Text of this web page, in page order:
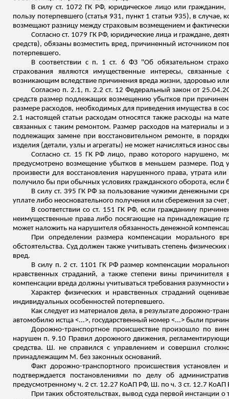
В силу ст. 1072 ГК РФ, юридическое лицо или гражданин,
пользу потерпевшего (статья 931, пункт 1 статьи 935), в
возмещают разницу между страховым возмещением и
Согласно ст. 1079 ГК РФ, юридические лица и граждане,
средств), обязаны возместить вред, причиненный источником
потерпевшего.
В соответствии с п. 1 ст. 6 ФЗ "Об обязательном
страхования являются имущественные интересы, связанные
возникающим вследствие причинения вреда жизни, здоровью
Согласно п. 2.1, п. 2.2 ст. 12 Федеральный закон от
средств размер подлежащих возмещению убытков при
размере расходов, необходимых для приведения имущества в
2.1 настоящей статьи расходам относятся также расходы на
связанных с таким ремонтом. Размер расходов на материалы и
подлежащих замене при восстановительном ремонте, в
изделия (детали, узлы и агрегаты) не может начисляться износ
Согласно ст. 15 ГК РФ лицо, право которого нарушено,
предусмотрено возмещение убытков в меньшем размере. Под
произвести для восстановления нарушенного права, утрата
получило бы при обычных условиях гражданского оборота,
В силу ст. 395 ГК РФ за пользование чужими денежными
уплате либо неосновательного получения или сбережения за
В соответствии со ст. 151 ГК РФ, если гражданину
неимущественные права либо посягающие на принадлежащие
может наложить на нарушителя обязанность денежной
При определении размера компенсации морального
обстоятельства. Суд должен также учитывать степень
вред.
В силу п. 2 ст. 1101 ГК РФ размер компенсации
нравственных страданий, а также степени вины причинителя
компенсации вреда должны учитываться требования разумности
Характер физических и нравственных страданий
индивидуальных особенностей потерпевшего.
Как следует из материалов дела, в результате дорожно-
автомобилю истца <...>, государственный номер <...> были
Дорожно-транспортное происшествие произошло по
нарушен п. 9.10 Правил дорожного движения,
средства. Ш. не справился с управлением и совершил
принадлежащим М. без законных оснований.
Факт дорожно-транспортного происшествия
подтверждается постановлениями по делу об
предусмотренному ч. 2 ст. 12.27 КоАП РФ, Ш. по ч. 3 ст. 12.7 КоАП
При таких обстоятельствах, вывод суда первой инстанции